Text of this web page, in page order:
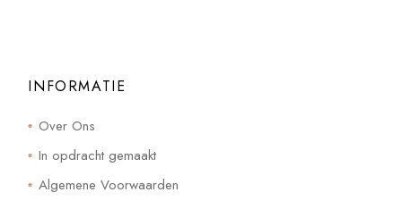
INFORMATIE
Over Ons
In opdracht gemaakt
Algemene Voorwaarden